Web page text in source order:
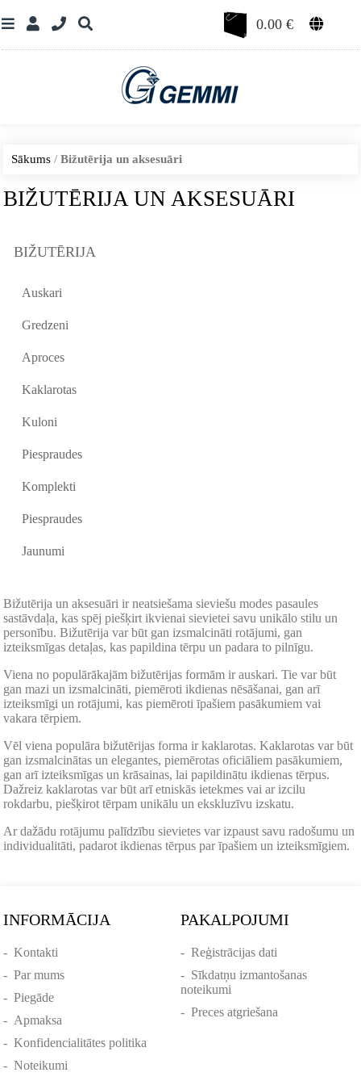
0.00€
Sākums /Bižutērija un aksesuāri
BIŽUTĒRIJA UN AKSESUĀRI
BIŽUTĒRIJA
Auskari
Gredzeni
Aproces
Kaklarotas
Kuloni
Piespraudes
Komplekti
Piespraudes
Jaunumi
Bižutērija un aksesuāri ir neatsiešama sieviešu modes pasaules
sastāvdaļa, kas spēj piešķirt ikvienai sievietei savu unikālo stilu un
personību. Bižutērija var būt gan izsmalcināti rotājumi, gan
izteiksmīgas detaļas, kas papildina tērpu un padara to pilnīgu.
Viena no populārākajām bižutērijas formām ir auskari. Tie var būt
gan mazi un izsmalcināti, piemēroti ikdienas nēsāšanai, gan arī
izteiksmīgi un rotājumi, kas piemēroti īpašiem pasākumiem vai
vakara tērpiem.
Vēl viena populāra bižutērijas forma ir kaklarotas. Kaklarotas var būt
gan izsmalcinātas un elegantes, piemērotas oficiāliem pasākumiem,
gan arī izteiksmīgas un krāsainas, lai papildinātu ikdienas tērpus.
Dažreiz kaklarotas var būt arī etniskās ietekmes vai ar izcilu
rokdarbu, piešķirot tērpam unikālu un ekskluzīvu izskatu.
Ar dažādu rotājumu palīdzību sievietes var izpaust savu radošumu un
individualitāti, padarot ikdienas tērpus par īpašiem un izteiksmīgiem.
INFORMĀCIJA
-Kontakti
-Par mums
-Piegāde
- Apmaksa
-Konfidencialitātes politika
-Noteikumi
PAKALPOJUMI
- Reģistrācijas dati
- Sīkdatņu izmantošanas
noteikumi
- Preces atgriešana